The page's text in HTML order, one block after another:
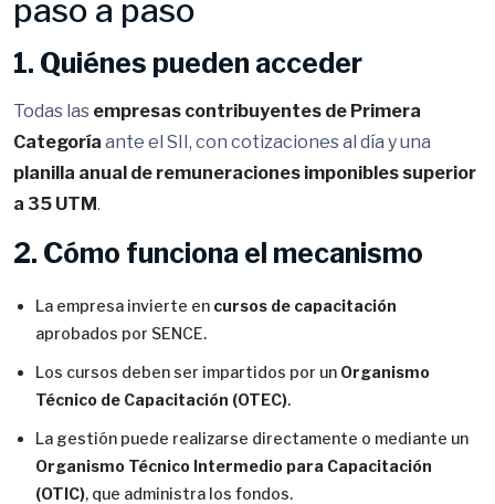
paso a paso
1. Quiénes pueden acceder
Todas las empresas contribuyentes de Primera
Categoría ante el SII, con cotizaciones al día y una
planilla anual de remuneraciones imponibles superior
a 35 UTM.
2. Cómo funciona el mecanismo
La empresa invierte en cursos de capacitación
aprobados por SENCE.
Los cursos deben ser impartidos por un Organismo
Técnico de Capacitación (OTEC).
La gestión puede realizarse directamente o mediante un
Organismo Técnico Intermedio para Capacitación
(OTIC), que administra los fondos.